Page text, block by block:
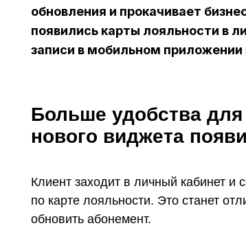
обновления и прокачивает
появились карты лояльности в
записи в мобильном
Больше удобства
нового виджета
Клиент заходит в личный кабинет и
по карте лояльности. Это станет
обновить абонемент.